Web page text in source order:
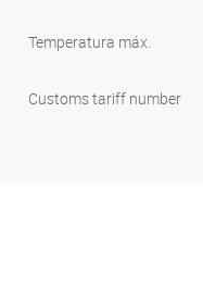
Temperatura máx.
Customs tariff number